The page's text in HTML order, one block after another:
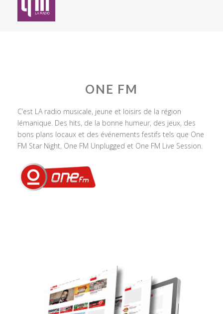
ONE FM
C’est LA radio musicale, jeune et loisirs de la région
lémanique. Des hits, de la bonne humeur, des jeux, des
bons plans locaux et des événements festifs tels que One
FM Star Night, One FM Unplugged et One FM Live Session.